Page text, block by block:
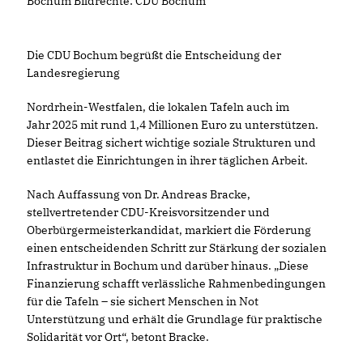
Die CDU Bochum begrüßt die Entscheidung der
Landesregierung
Nordrhein-Westfalen, die lokalen Tafeln auch im
Jahr 2025 mit rund 1,4 Millionen Euro zu unterstützen.
Dieser Beitrag sichert wichtige soziale Strukturen und
entlastet die Einrichtungen in ihrer täglichen Arbeit.
Nach Auffassung von Dr. Andreas Bracke,
stellvertretender CDU-Kreisvorsitzender und
Oberbürgermeisterkandidat, markiert die Förderung
einen entscheidenden Schritt zur Stärkung der sozialen
Infrastruktur in Bochum und darüber hinaus. „Diese
Finanzierung schafft verlässliche Rahmenbedingungen
für die Tafeln – sie sichert Menschen in Not
Unterstützung und erhält die Grundlage für praktische
Solidarität vor Ort“, betont Bracke.